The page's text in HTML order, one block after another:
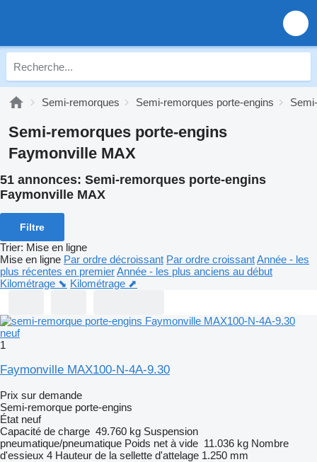
Semi-remorques Semi-remorques porte-engins
Semi-remorques porte-engins
Faymonville MAX
51 annonces: Semi-remorques porte-engins
Faymonville MAX
Filtre
Trier: Mise en ligne
Mise en ligne Par ordre décroissant Par ordre croissantAnnée - les
plus récentes en premierAnnée - les plus anciens au début
Kilométrage ⬊ Kilométrage ⬈
1
Faymonville MAX100-N-4A-9.30
Prix sur demande
Semi-remorque porte-engins
État neuf
Capacité de charge 49.760 kg Suspension
pneumatique/pneumatique Poids net à vide 11.036 kg Nombre
d'essieux 4 Hauteur de la sellette d'attelage 1.250 mm